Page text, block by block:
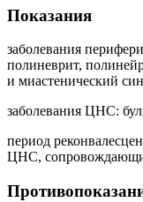
Показания
заболевания
полиневрит,
и миастенический
заболевания ЦНС:
период
ЦНС,